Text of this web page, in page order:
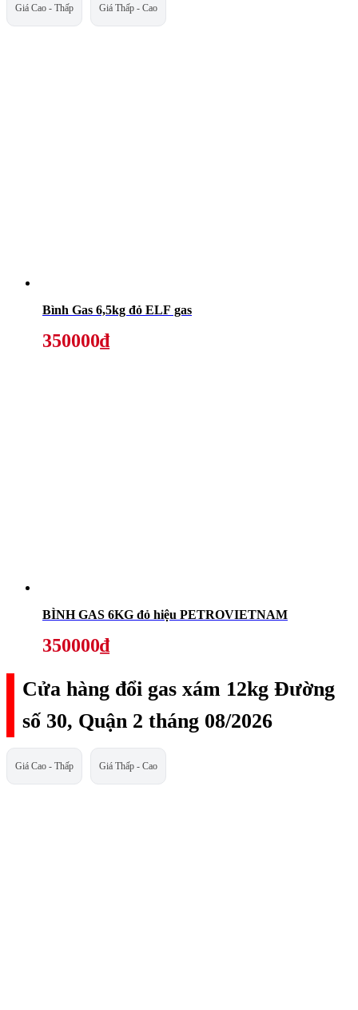
Giá Cao - Thấp Giá Thấp - Cao
Bình Gas 6,5kg đỏ ELF gas
350000₫
BÌNH GAS 6KG đỏ hiệu PETROVIETNAM
350000₫
Cửa hàng đổi gas xám 12kg Đường
số 30, Quận 2 tháng 08/2026
Giá Cao - Thấp Giá Thấp - Cao